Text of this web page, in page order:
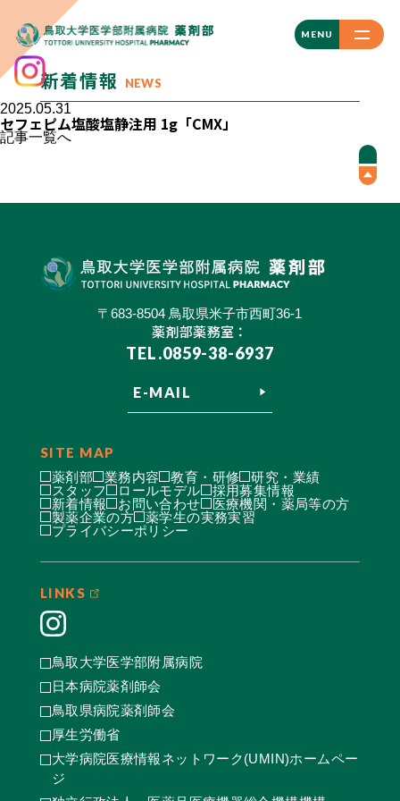
MENU
CLOSE
新着情報 NEWS
2025.05.31
セフェピム塩酸塩静注用 1g「CMX」
記事一覧へ
〒683-8504 鳥取県米子市西町36-1
薬剤部薬務室：
TEL.0859-38-6937
E-MAIL
SITE MAP
薬剤部 業務内容 教育・研修
研究・業績
スタッフ
ロールモデル
採用募集情報
新着情報
お問い合わせ
医療機関・薬局等の方
製薬企業の方
薬学生の実務実習
プライバシーポリシー
LINKS
鳥取大学医学部附属病院
日本病院薬剤師会
鳥取県病院薬剤師会
厚生労働省
大学病院医療情報ネットワーク(UMIN)ホームペー
ジ